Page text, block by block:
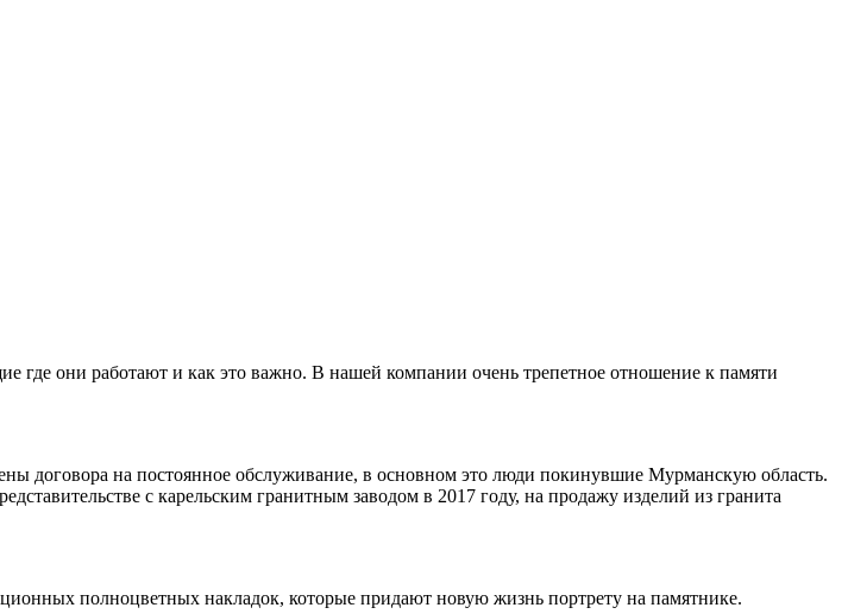
они работают и как это важно. В нашей компании очень трепетное отношение к памяти
договора на постоянное обслуживание, в основном это люди покинувшие Мурманскую область.
с карельским гранитным заводом в 2017 году, на продажу изделий из гранита
полноцветных накладок, которые придают новую жизнь портрету на памятнике.